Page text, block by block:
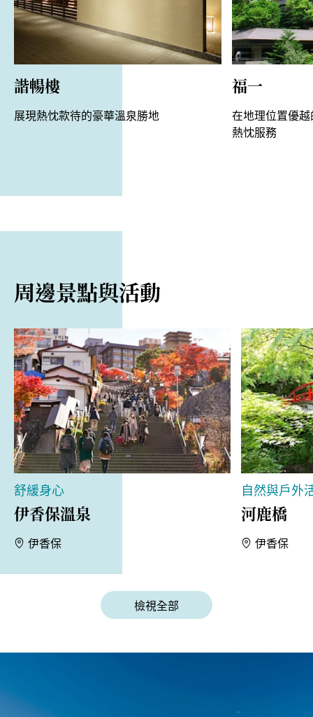
諧暢樓
展現熱忱款待的豪華溫泉勝地
福一
在地理位置優
熱忱服務
周邊景點與活動
舒緩身心
伊香保溫泉
伊香保
自然與戶外
河鹿橋
伊香保
檢視全部